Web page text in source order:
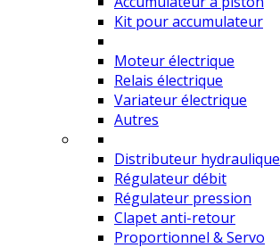
Kit pour accumulateur
Moteur électrique
Relais électrique
Variateur électrique
Autres
Distributeur hydraulique
Régulateur débit
Régulateur pression
Clapet anti-retour
Proportionnel & Servo